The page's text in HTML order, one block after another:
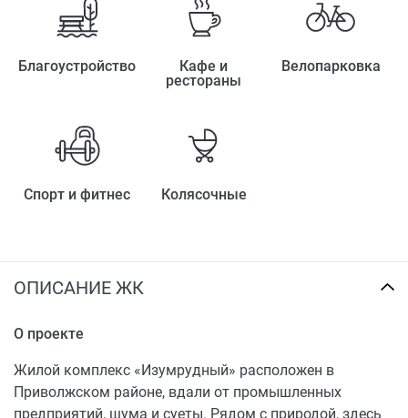
Благоустройство
Кафе и
рестораны
Велопарковка
Спорт и фитнес Колясочные
ОПИСАНИЕ ЖК
О проекте
Жилой комплекс «Изумрудный» расположен в
Приволжском районе, вдали от промышленных
предприятий, шума и суеты. Рядом с природой, здесь